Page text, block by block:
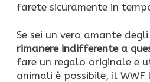
farete sicuramente in
Se sei un vero amante
rimanere indifferente a
fare un regalo originale e
animali è possibile, il